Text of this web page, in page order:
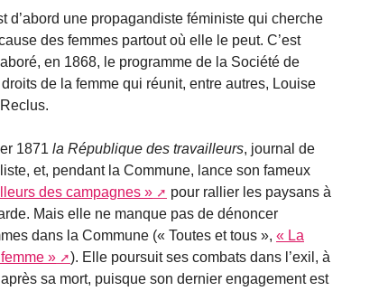
d’abord une propagandiste féministe qui cherche
des femmes partout où elle le peut. C’est
en 1868, le programme de la Société de
de la femme qui réunit, entre autres, Louise
1871 la République des travailleurs, journal de
et, pendant la Commune, lance son fameux
des campagnes »
pour rallier les paysans à
Mais elle ne manque pas de dénoncer
dans la Commune (« Toutes et tous », « La
»
). Elle poursuit ses combats dans l’exil, à
sa mort, puisque son dernier engagement est